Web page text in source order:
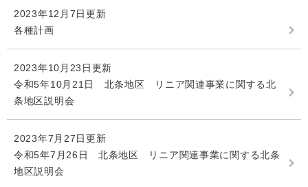
2023年12月7日更新
各種計画
2023年10月23日更新
令和5年10月21日 北条地区 リニア関連事業に関する北
条地区説明会
2023年7月27日更新
令和5年7月26日 北条地区 リニア関連事業に関する北条
地区説明会